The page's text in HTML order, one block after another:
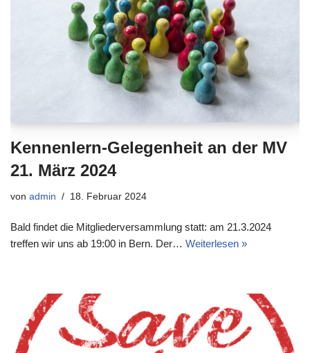
Kennenlern-Gelegenheit an der MV
21. März 2024
von admin 18. Februar 2024
Bald findet die Mitgliederversammlung statt: am 21.3.2024
treffen wir uns ab 19:00 in Bern. Der… Weiterlesen »